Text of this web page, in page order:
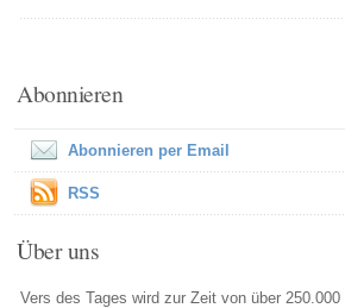
Abonnieren
Abonnieren per Email
RSS
Über uns
Vers des Tages wird zur Zeit von über